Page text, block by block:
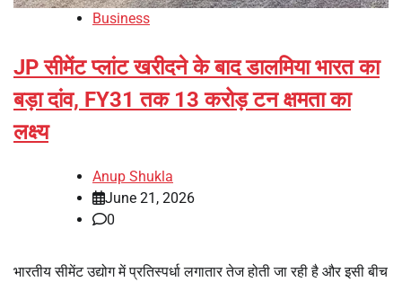
Business
JP सीमेंट प्लांट खरीदने के बाद डालमिया भारत का
बड़ा दांव, FY31 तक 13 करोड़ टन क्षमता का
लक्ष्य
Anup Shukla
June 21, 2026
0
भारतीय सीमेंट उद्योग में प्रतिस्पर्धा लगातार तेज होती जा रही है और इसी बीच